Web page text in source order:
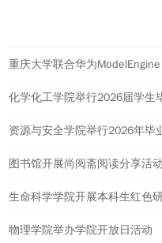
化学化工学院举行2026届学生
资源与安全学院举行2026年毕
图书馆开展尚阅斋阅读分享活动
生命科学学院开展本科生红色
物理学院举办学院开放日活动